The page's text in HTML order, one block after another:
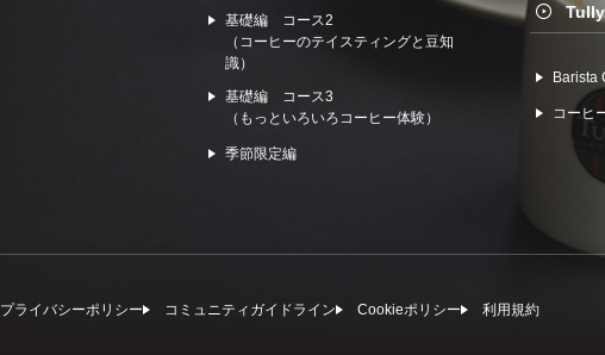
基礎編 コース2
（コーヒーのテイスティングと豆知
識）
基礎編 コース3
（もっといろいろコーヒー体験）
季節限定編
Barista
コーヒ
プライバシーポリシー コミュニティガイドライン Cookieポリシー 利⽤規約